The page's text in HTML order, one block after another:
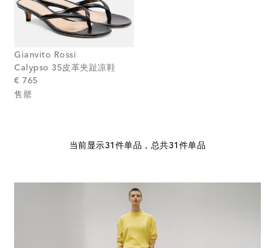
Gianvito Rossi
Calypso 35皮革夹趾凉鞋
€ 765original price
售罄
当前显示31件单品，总共31件单品